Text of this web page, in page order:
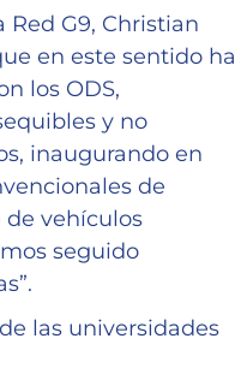
Red G9, Christian
en este sentido ha
los ODS,
y no
inaugurando en
de
vehículos
seguido
las universidades